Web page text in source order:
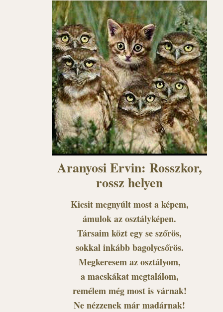
Aranyosi Ervin: Rosszkor,
rossz helyen
Kicsit megnyúlt most a képem,
ámulok az osztályképen.
Társaim közt egy se szőrös,
sokkal inkább bagolycsőrös.
Megkeresem az osztályom,
a macskákat megtalálom,
remélem még most is várnak!
Ne nézzenek már madárnak!